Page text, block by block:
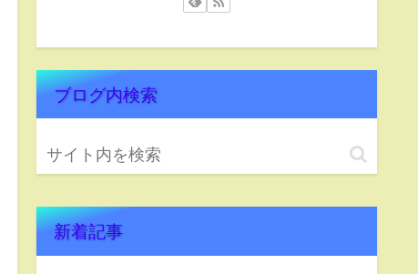
ブログ内検索
新着記事